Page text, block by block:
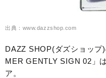
出典：www.dazzshop.com
DAZZ SHOP(ダズショッ
MER GENTLY SIGN 02」
ア。